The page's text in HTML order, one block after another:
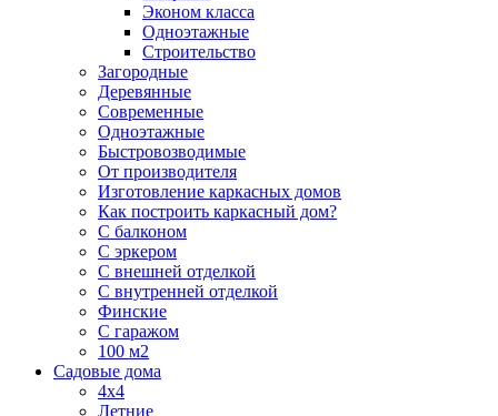
Эконом класса
Одноэтажные
Строительство
Загородные
Деревянные
Современные
Одноэтажные
Быстровозводимые
От производителя
Изготовление каркасных домов
Как построить каркасный дом?
С балконом
С эркером
С внешней отделкой
С внутренней отделкой
Финские
С гаражом
100 м2
Садовые дома
4х4
Летние